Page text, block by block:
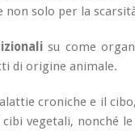
solo per la
su come
di origine animale.
croniche e il
vegetali, nonché